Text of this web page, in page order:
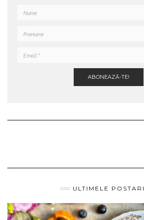
ULTIMELE POSTARI